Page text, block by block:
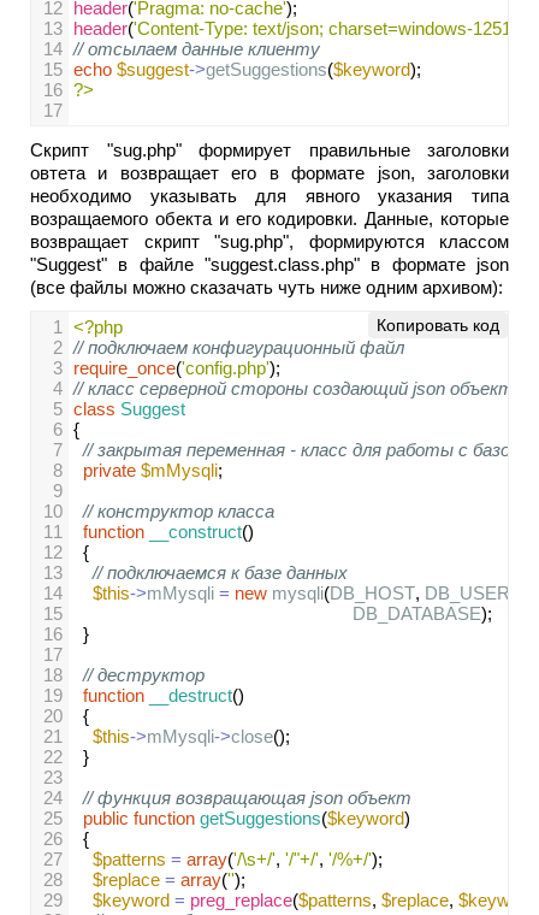
12 header('Pragma: no-cache');
13 header('Content-Type: text/json; charset=windows-1251;'
14 // отсылаем данные клиенту
15 echo $suggest->getSuggestions($keyword);
16 ?>
17
Скрипт "sug.php" формирует правильные заголовки
овтета и возвращает его в формате json, заголовки
необходимо указывать для явного указания типа
возращаемого обекта и его кодировки. Данные, которые
возвращает скрипт "sug.php", формируются классом
"Suggest" в файле "suggest.class.php" в формате json
(все файлы можно сказачать чуть ниже одним архивом):
1
<?php
2 // подключаем конфигурационный файл
3 require_once('config.php');
4 // класс серверной стороны создающий json объект
5 class Suggest
6 {
7
// закрытая переменная - класс для работы с базой
8
private $mMysqli;
9
10
// конструктор класса
11
function __construct()
12
  {
13
// подключаемся к базе данных
14
$this->mMysqli = new mysqli(DB_HOST, DB_USER
15
DB_DATABASE);
16
  }
17
18
// деструктор
19
function __destruct()
20
  {
21
$this->mMysqli->close();
22
  }
23
24
// функция возвращающая json объект
25
public function getSuggestions($keyword)
26
  {
27
$patterns = array('/\s+/', '/"+/', '/%+/');
28
$replace = array('');
29
$keyword = preg_replace($patterns, $replace, $keyword
Копировать код